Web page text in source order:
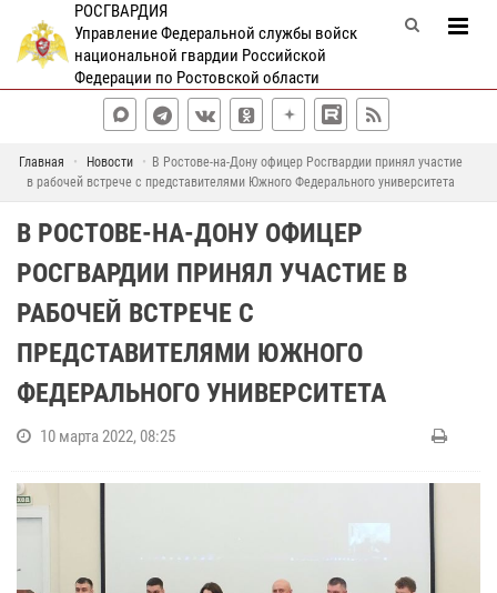
РОСГВАРДИЯ
Управление Федеральной службы войск
национальной гвардии Российской
Федерации по Ростовской области
Главная Новости
В Ростове-на-Дону офицер Росгвардии принял участие
в рабочей встрече с представителями Южного Федерального университета
В РОСТОВЕ-НА-ДОНУ ОФИЦЕР
РОСГВАРДИИ ПРИНЯЛ УЧАСТИЕ В
РАБОЧЕЙ ВСТРЕЧЕ С
ПРЕДСТАВИТЕЛЯМИ ЮЖНОГО
ФЕДЕРАЛЬНОГО УНИВЕРСИТЕТА
10 марта 2022, 08:25